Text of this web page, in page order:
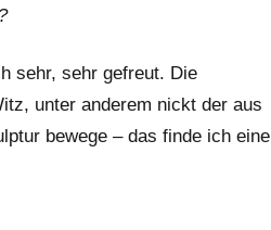
sehr, sehr gefreut. Die
unter anderem nickt der aus
bewege – das finde ich eine